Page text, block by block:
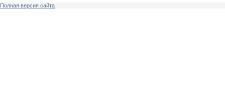
Полная версия сайта